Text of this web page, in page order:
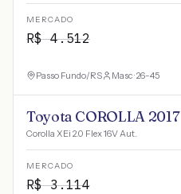
MERCADO
R$4.512
Passo Fundo/RS Masc · 26-45
Toyota COROLLA 2017
Corolla XEi 2.0 Flex 16V Aut.
MERCADO
R$3.114